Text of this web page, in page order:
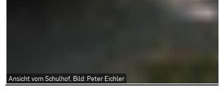
Ansicht vom Schulhof, Bild: Peter Eichler